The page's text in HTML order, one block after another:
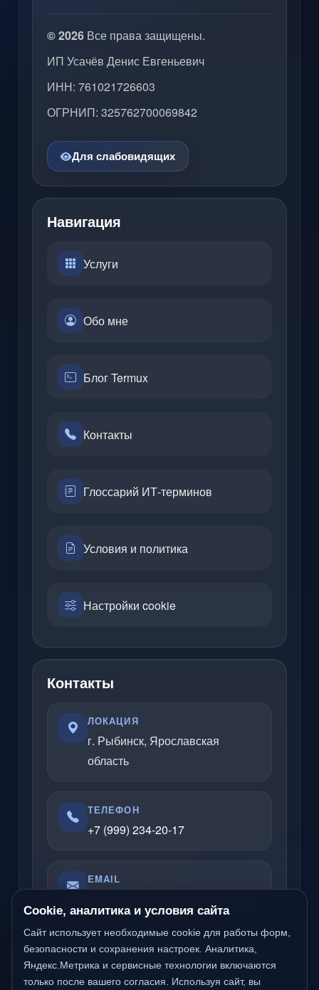
© 2026 Все права защищены.
ИП Усачёв Денис Евгеньевич
ИНН: 761021726603
ОГРНИП: 325762700069842
Для слабовидящих
Навигация
Услуги
Обо мне
Блог Termux
Контакты
Глоссарий ИТ-терминов
Условия и политика
Настройки cookie
Контакты
ЛОКАЦИЯ
г. Рыбинск, Ярославская
область
ТЕЛЕФОН
+7 (999) 234-20-17
EMAIL
Отвечаю по вопросам услуг, сайтов,
серверов, облачных решений и
компьютерной помощи.
Cookie, аналитика и условия сайта
Сайт использует необходимые cookie для работы форм,
безопасности и сохранения настроек. Аналитика,
Яндекс.Метрика и сервисные технологии включаются
только после вашего согласия. Используя сайт, вы